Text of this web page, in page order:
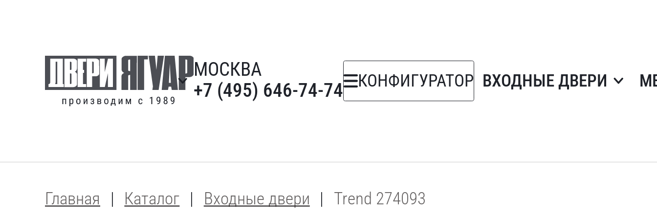
МОСКВА
+7 (495) 646-74-74
КОНФИГУРАТОР ВХОДНЫЕ ДВЕРИ
Главная Каталог Входные двери Trend 274093